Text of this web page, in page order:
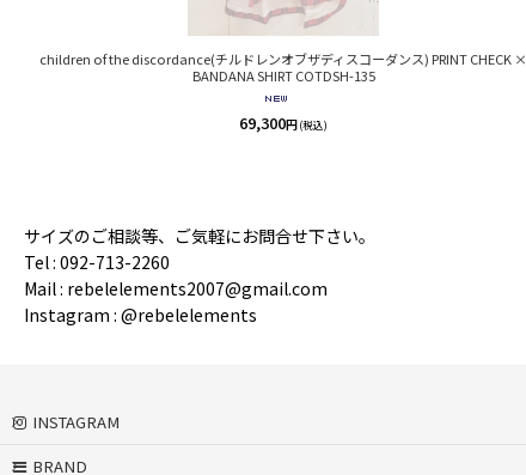
children of the discordance(チルドレンオブザディスコーダンス) PRINT CHECK ×
BANDANA SHIRT COTDSH-135
69,300円(税込)
サイズのご相談等、ご気軽にお問合せ下さい。
Tel : 092-713-2260
Mail : rebelelements2007@gmail.com
Instagram : @rebelelements
INSTAGRAM
BRAND